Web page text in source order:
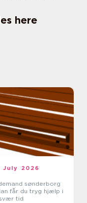
here
July 2026
sønderborg
får du tryg hjælp i
tid